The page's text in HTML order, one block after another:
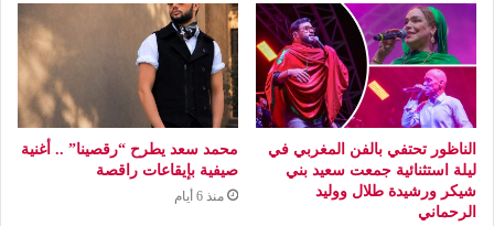
الناظور تحتفي بالفن المغربي في
ليلة استثنائية جمعت سعيد بني
شيكر ورشيدة طلال ووليد
الرحماني
محمد سعد يطرح “رقصينا” .. أغنية
صيفية بإيقاعات راقصة
منذ 6 أيام